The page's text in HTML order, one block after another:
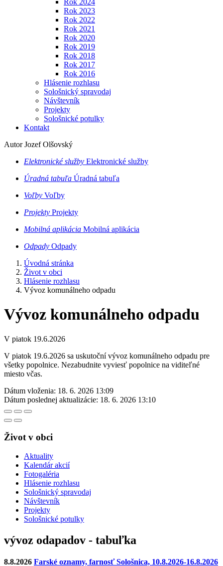
Rok 2024
Rok 2023
Rok 2022
Rok 2021
Rok 2020
Rok 2019
Rok 2018
Rok 2017
Rok 2016
Hlásenie rozhlasu
Sološnický spravodaj
Návštevník
Projekty
Sološnické potulky
Kontakt
Autor Jozef Olšovský
Elektronické služby Elektronické služby
Úradná tabuľa Úradná tabuľa
Voľby Voľby
Projekty Projekty
Mobilná aplikácia Mobilná aplikácia
Odpady Odpady
Úvodná stránka
Život v obci
Hlásenie rozhlasu
Vývoz komunálneho odpadu
Vývoz komunálneho odpadu
V piatok 19.6.2026
V piatok 19.6.2026 sa uskutoční vývoz komunálneho odpadu pre
všetky popolnice. Nezabudnite vyviesť popolnice na viditeľné
miesto včas.
Dátum vloženia: 18. 6. 2026 13:09
Dátum poslednej aktualizácie: 18. 6. 2026 13:10
Život v obci
Aktuality
Kalendár akcií
Fotogaléria
Hlásenie rozhlasu
Sološnický spravodaj
Návštevník
Projekty
Sološnické potulky
vývoz odapadov - tabuľka
8.8.2026 Farské oznamy, farnosť Sološnica, 10.8.2026-16.8.2026